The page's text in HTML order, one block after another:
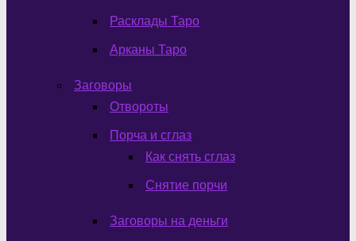
Расклады Таро
Арканы Таро
Заговоры
Отвороты
Порча и сглаз
Как снять сглаз
Снятие порчи
Заговоры на деньги